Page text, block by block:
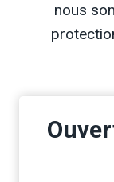
nous